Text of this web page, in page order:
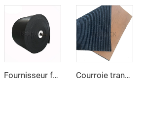
Fournisseur fabricant, courroie transporteuse en caoutchouc avec câbles d'acier robuste pour industries minières Courroie transporteuse en caoutchouc à surface rugueuse